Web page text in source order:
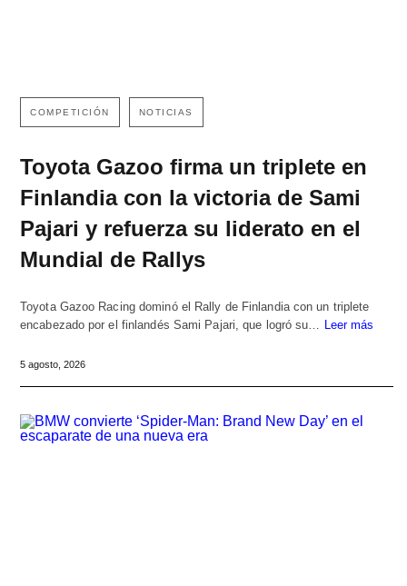
COMPETICIÓN NOTICIAS
Toyota Gazoo firma un triplete en
Finlandia con la victoria de Sami
Pajari y refuerza su liderato en el
Mundial de Rallys
Toyota Gazoo Racing dominó el Rally de Finlandia con un triplete
encabezado por el finlandés Sami Pajari, que logró su… Leer más
5 agosto, 2026